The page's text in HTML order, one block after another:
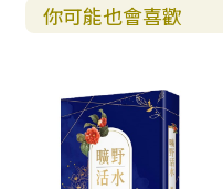
你可能也會喜歡